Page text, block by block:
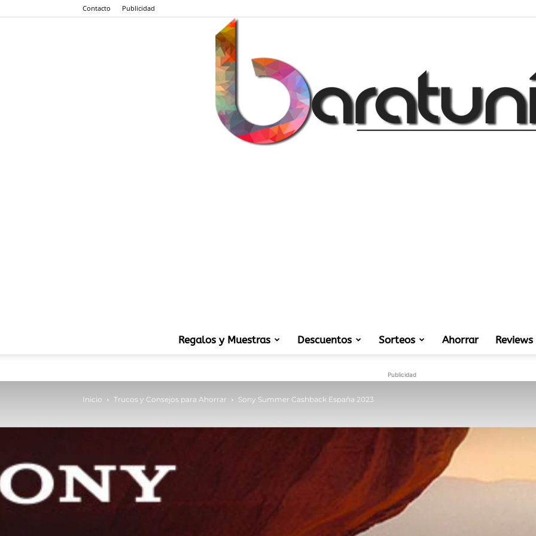
Contacto Publicidad
muestras
de
Regalos y Muestras Descuentos Sorteos Ahorrar Reviews
Publicidad
Inicio Trucos y Consejos para Ahorrar Sony Summer Cashback España 2023